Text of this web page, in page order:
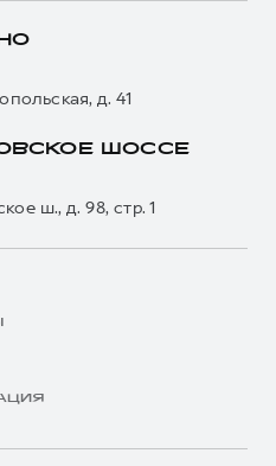
д. 41
ШОССЕ
ш., д. 98, стр. 1